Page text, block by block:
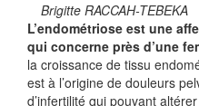
Brigitte RACCAH-TEBEKA
L’endométriose est une
qui concerne près d’une
la croissance de tissu
est à l’origine de douleurs
d’infertilité qui pouvant